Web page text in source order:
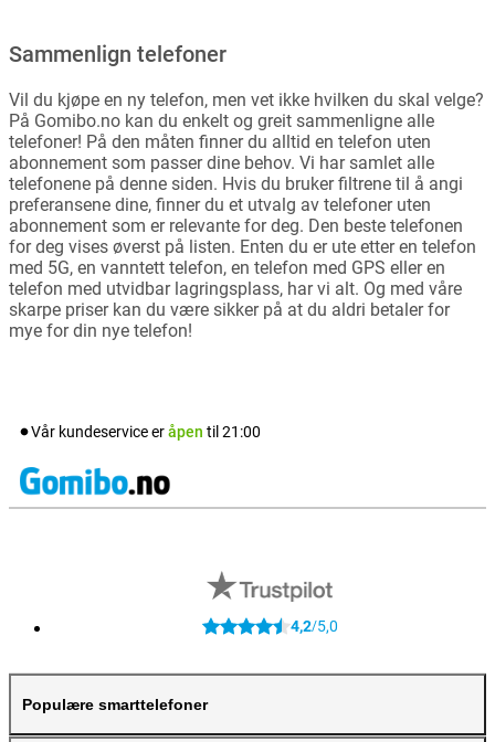
Sammenlign telefoner
Vil du kjøpe en ny telefon, men vet ikke hvilken du skal velge?
På Gomibo.no kan du enkelt og greit sammenligne alle
telefoner! På den måten finner du alltid en telefon uten
abonnement som passer dine behov. Vi har samlet alle
telefonene på denne siden. Hvis du bruker filtrene til å angi
preferansene dine, finner du et utvalg av telefoner uten
abonnement som er relevante for deg. Den beste telefonen
for deg vises øverst på listen. Enten du er ute etter en telefon
med 5G, en vanntett telefon, en telefon med GPS eller en
telefon med utvidbar lagringsplass, har vi alt. Og med våre
skarpe priser kan du være sikker på at du aldri betaler for
mye for din nye telefon!
Vår kundeservice eråpen til21:00
4,2/5,0
Populære smarttelefoner